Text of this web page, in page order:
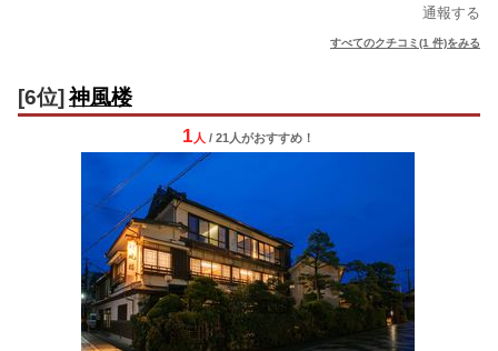
通報する
すべてのクチコミ(1 件)をみる
[6位] 神風楼
1 人 / 21人がおすすめ！